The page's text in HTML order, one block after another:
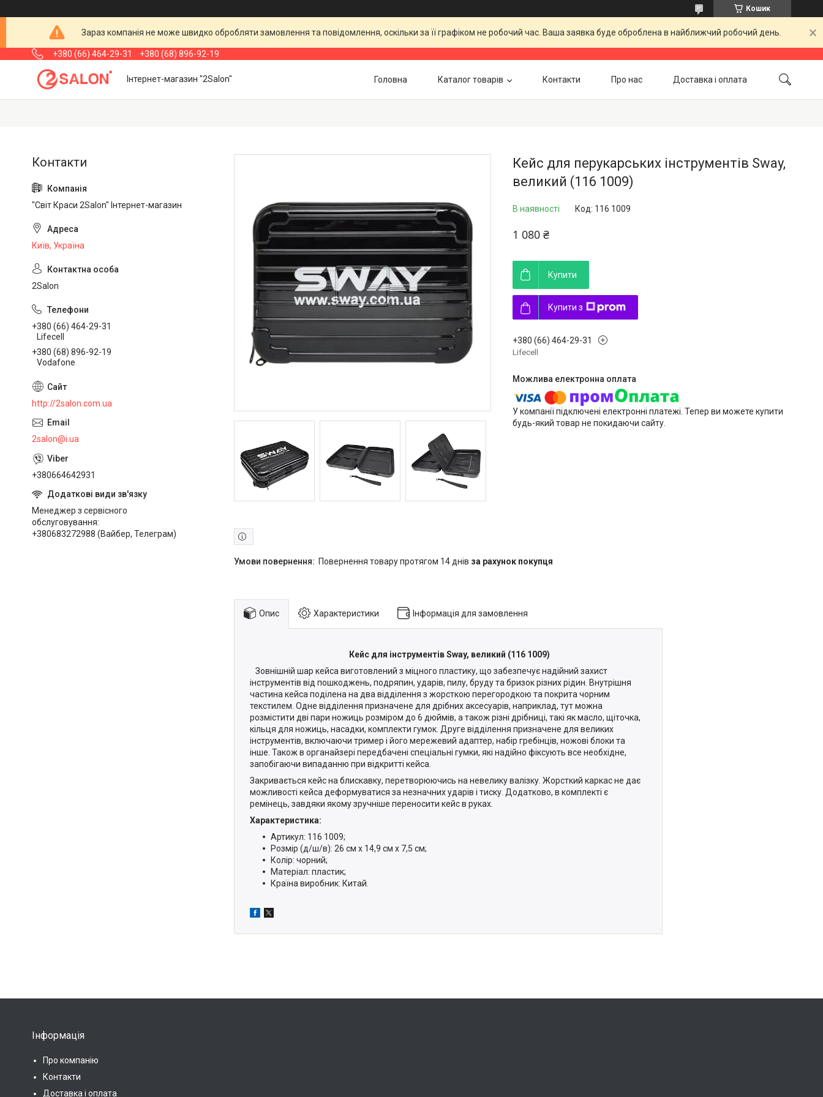
Кошик
Зараз компанія не може швидко обробляти замовлення та повідомлення, оскільки за її графіком не робочий час. Ваша заявка буде оброблена в найближчий робочий день.
+380 (66) 464-29-31 +380 (68) 896-92-19
Інтернет-магазин "2Salon" Головна Каталог товарів Контакти Про нас Доставка і оплата
Кейс для перукарських інструментів Sway,
великий (116 1009)
В наявності Код: 116 1009
1 080 ₴
Купити
Купити з
+380 (66) 464-29-31
Lifecell
У компанії підключені електронні платежі. Тепер ви можете купити
будь-який товар не покидаючи сайту.
повернення товару протягом 14 днів за рахунок покупця
Опис Характеристики Інформація для замовлення
Кейс для інструментів Sway, великий (116 1009)
Зовнішній шар кейса виготовлений з міцного пластику, що забезпечує надійний захист
інструментів від пошкоджень, подряпин, ударів, пилу, бруду та бризок різних рідин. Внутрішня
частина кейса поділена на два відділення з жорсткою перегородкою та покрита чорним
текстилем. Одне відділення призначене для дрібних аксесуарів, наприклад, тут можна
розмістити дві пари ножиць розміром до 6 дюймів, а також різні дрібниці, такі як масло, щіточка,
кільця для ножиць, насадки, комплекти гумок. Друге відділення призначене для великих
інструментів, включаючи тример і його мережевий адаптер, набір гребінців, ножові блоки та
інше. Також в органайзері передбачені спеціальні гумки, які надійно фіксують все необхідне,
запобігаючи випаданню при відкритті кейса.
Закривається кейс на блискавку, перетворюючись на невелику валізку. Жорсткий каркас не дає
можливості кейса деформуватися за незначних ударів і тиску. Додатково, в комплекті є
ремінець, завдяки якому зручніше переносити кейс в руках.
Характеристика:
Артикул: 116 1009;
Розмір (д/ш/в): 26 см х 14,9 см х 7,5 см;
Колір: чорний;
Матеріал: пластик;
Країна виробник: Китай.
"Світ Краси 2Salon" Інтернет-магазин
Київ, Україна
2Salon
+380 (66) 464-29-31
Lifecell
+380 (68) 896-92-19
Vodafone
http://2salon.com.ua
2salon@i.ua
+380664642931
Менеджер з сервісного
обслуговування
+380683272988 (Вайбер, Телеграм)
Інформація
Про компанію
Контакти
Доставка і оплата